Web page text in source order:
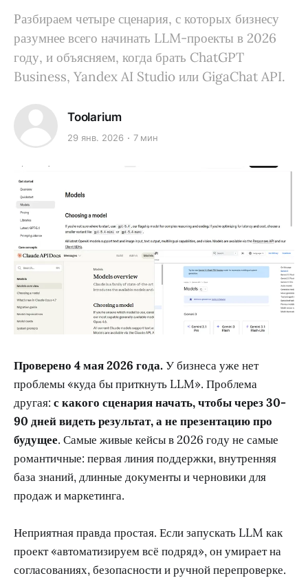
Разбираем четыре сценария, с которых бизнесу
разумнее всего начинать LLM-проекты в 2026
году, и объясняем, когда брать ChatGPT
Business, Yandex AI Studio или GigaChat API.
Toolarium
29 янв. 2026 7 мин
Проверено 4 мая 2026 года.У бизнеса уже нет
проблемы «куда бы приткнуть LLM». Проблема
другая: с какого сценария начать, чтобы через 30-
90 дней видеть результат, а не презентацию про
будущее. Самые живые кейсы в 2026 году не самые
романтичные: первая линия поддержки, внутренняя
база знаний, длинные документы и черновики для
продаж и маркетинга.
Неприятная правда простая. Если запускать LLM как
проект «автоматизируем всё подряд», он умирает на
согласованиях, безопасности и ручной перепроверке.